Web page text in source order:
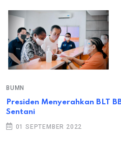
BUMN
Presiden Menyerahkan BLT
Sentani
01 SEPTEMBER 2022